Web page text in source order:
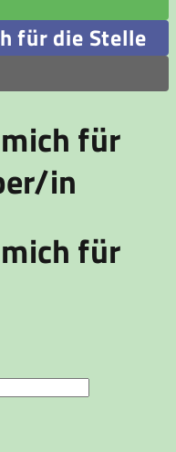
für die Stelle
für
in
für